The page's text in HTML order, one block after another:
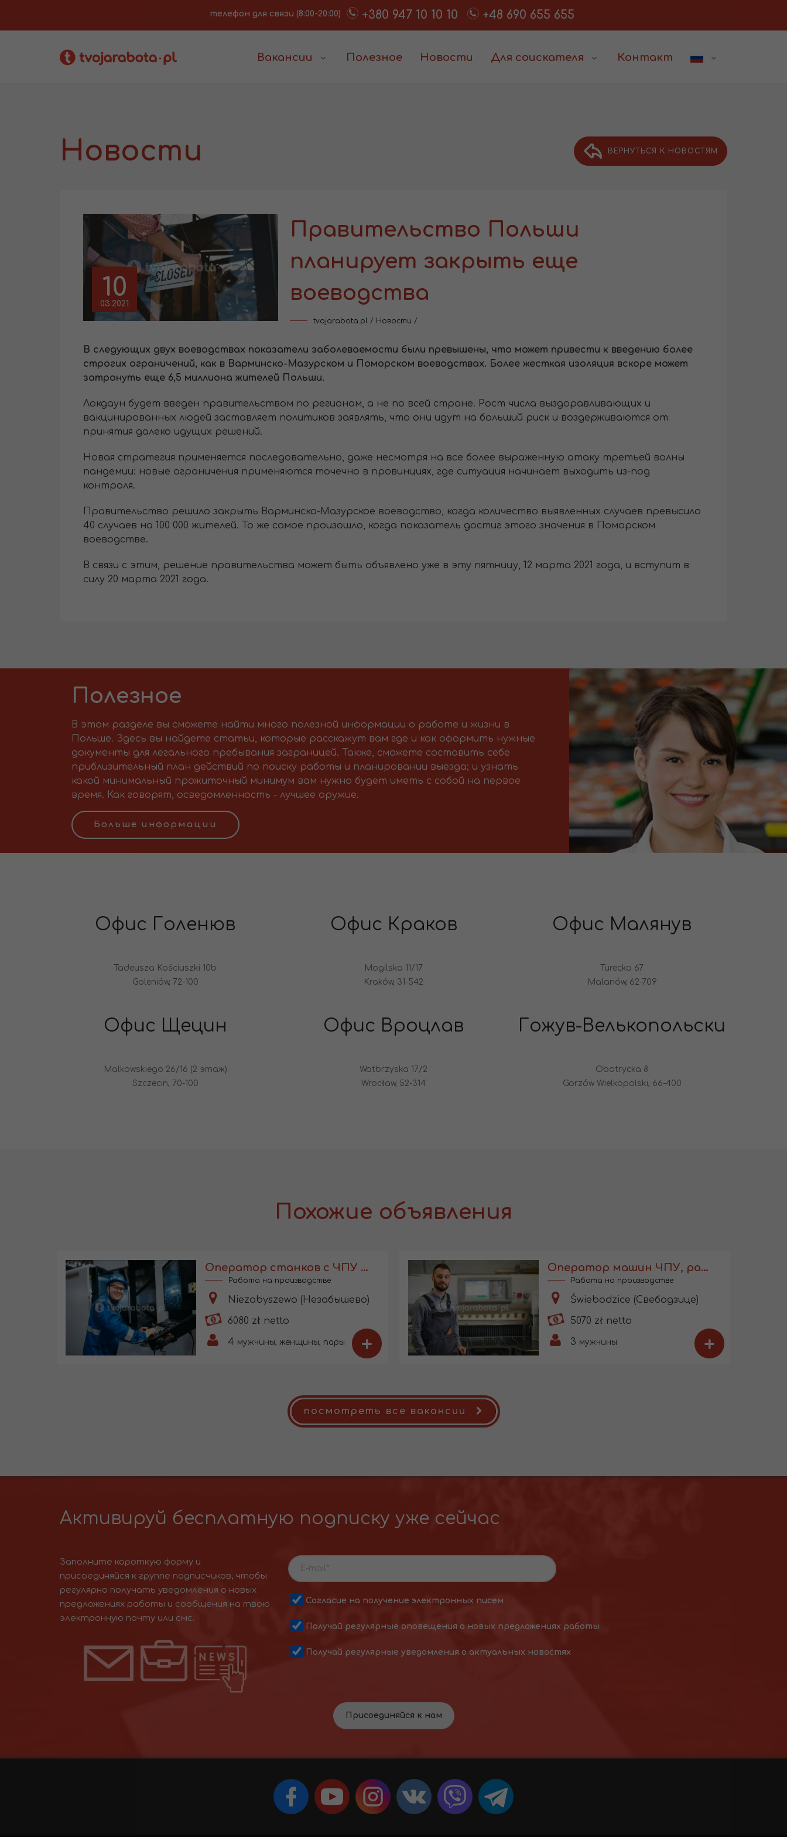
телефон для связи (8:00-20:00) +380 947 10 10 10 +48 690 655 655
Вакансии Полезное Новости Для соискателя Контакт
ВЕРНУТЬСЯ К НОВОСТЯМ
Новости
10
03.2021
Правительство Польши
планирует закрыть еще
воеводства
tvojarabota.pl / Новости /
В следующих двух воеводствах показатели заболеваемости были превышены, что может привести к введению более
строгих ограничений, как в Варминско-Мазурском и Поморском воеводствах. Более жесткая изоляция вскоре может
затронуть еще 6,5 миллиона жителей Польши.
Локдаун будет введен правительством по регионам, а не по всей стране. Рост числа выздоравливающих и
вакцинированных людей заставляет политиков заявлять, что они идут на больший риск и воздерживаются от
принятия далеко идущих решений.
Новая стратегия применяется последовательно, даже несмотря на все более выраженную атаку третьей волны
пандемии: новые ограничения применяются точечно в провинциях, где ситуация начинает выходить из-под
контроля.
Правительство решило закрыть Варминско-Мазурское воеводство, когда количество выявленных случаев превысило
40 случаев на 100 000 жителей. То же самое произошло, когда показатель достиг этого значения в Поморском
воеводстве.
В связи с этим, решение правительства может быть объявлено уже в эту пятницу, 12 марта 2021 года, и вступит в
силу 20 марта 2021 года.
Полезное
В этом разделе вы сможете найти много полезной информации о работе и жизни в
Польше. Здесь вы найдете статьи, которые расскажут вам где и как оформить нужные
документы для легального пребывания заграницей. Также, сможете составить себе
приблизительный план действий по поиску работы и планировании выезда; и узнать
какой минимальный прожиточный минимум вам нужно будет иметь с собой на первое
время. Как говорят, осведомленность - лучшее оружие.
Больше информации
Офис Голенюв
Tadeusza Kościuszki 10b
Goleniów, 72-100
Офис Краков
Mogilska 11/17
Kraków, 31-542
Офис Малянув
Turecka 67
Malanów, 62-709
Офис Щецин
Malkowskiego 26/16 (2 этаж)
Szczecin, 70-100
Офис Вроцлав
Watbrzyska 17/2
Wrocław, 52-314
Гожув-Велькопольски
Obotrycka 8
Gorzów Wielkopolski, 66-400
Похожие объявления
Оператор станков с ЧПУ с обучением
Работа на производстве
Niezabyszewo (Незабышево)
6080 zł netto
4 мужчины, женщины, пары +
Оператор машин ЧПУ, работа с обучением
Работа на производстве
Świebodzice (Свебодзице)
5070 zł netto
3 мужчины +
посмотреть все вакансии
Активируй бесплатную подписку уже сейчас
Заполните короткую форму и
присоединяйся к группе подписчиков, чтобы
регулярно получать уведомления о новых
предложениях работы и сообщения на твою
электронную почту или смс.
Согласие на получение электронных писем
Получай регулярные оповещения о новых предложениях работы
Получай регулярные уведомления о актуальных новостях
Присоединяйся к нам